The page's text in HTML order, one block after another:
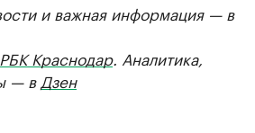
и важная информация — в
Краснодар. Аналитика,
— в Дзен